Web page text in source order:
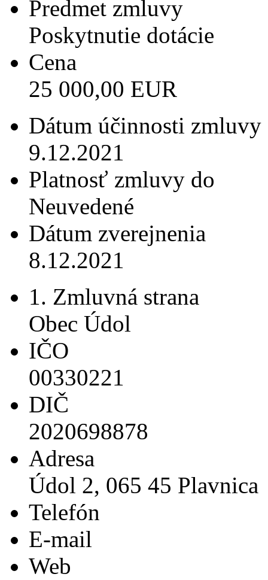
Predmet zmluvy
Poskytnutie dotácie
Cena
25 000,00 EUR
Dátum účinnosti zmluvy
9.12.2021
Platnosť zmluvy do
Neuvedené
Dátum zverejnenia
8.12.2021
1. Zmluvná strana
Obec Údol
IČO
00330221
DIČ
2020698878
Adresa
Údol 2, 065 45 Plavnica
Telefón
E-mail
Web